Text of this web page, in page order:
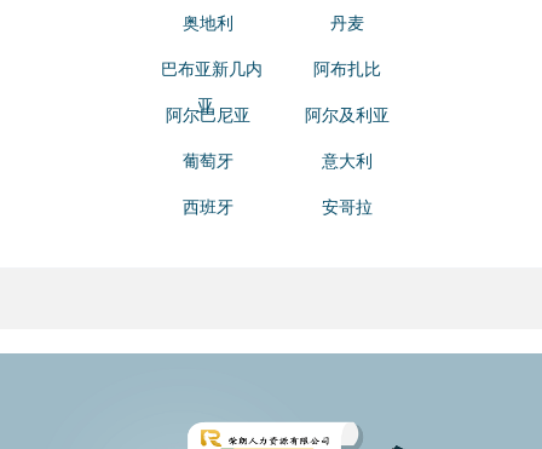
奥地利 丹麦
巴布亚新几内
亚
阿布扎比
阿尔巴尼亚 阿尔及利亚
葡萄牙 意大利
西班牙 安哥拉